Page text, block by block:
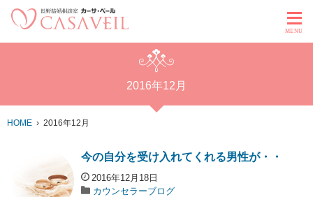
MENU
2016年12月
HOME 2016年12月
今の自分を受け入れてくれる男性が・・
2016年12月18日
カウンセラーブログ